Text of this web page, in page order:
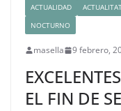
ACTUALIDAD
NOCTURNO
masella 9 febrero,
EL FIN DE